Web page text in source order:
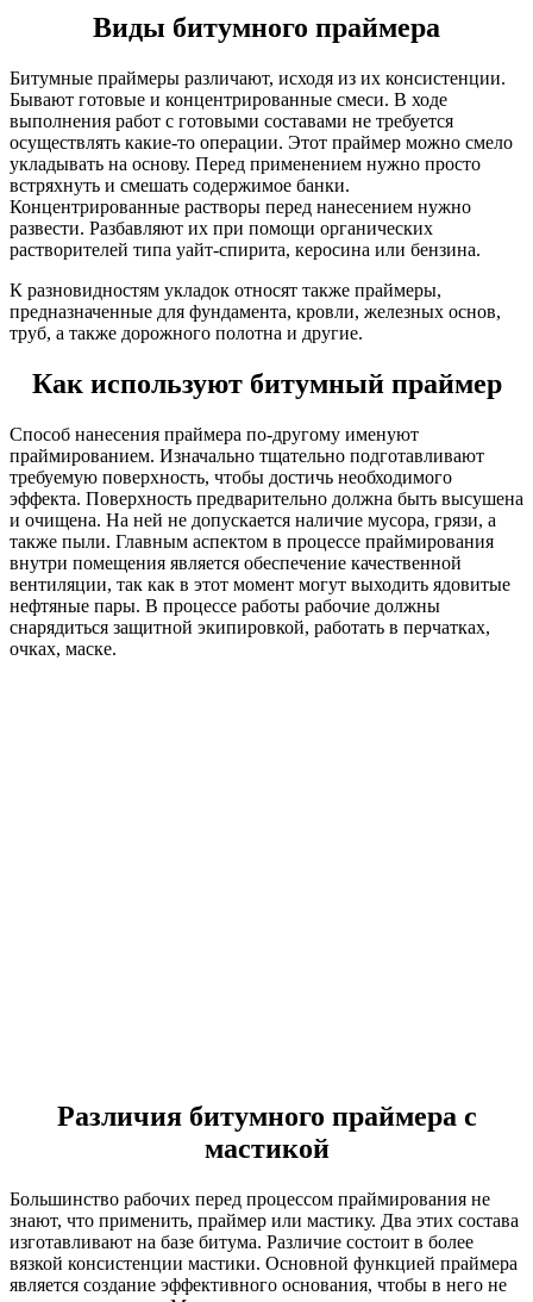
Виды битумного праймера
Битумные праймеры различают, исходя из их консистенции.
Бывают готовые и концентрированные смеси. В ходе
выполнения работ с готовыми составами не требуется
осуществлять какие-то операции. Этот праймер можно смело
укладывать на основу. Перед применением нужно просто
встряхнуть и смешать содержимое банки.
Концентрированные растворы перед нанесением нужно
развести. Разбавляют их при помощи органических
растворителей типа уайт-спирита, керосина или бензина.
К разновидностям укладок относят также праймеры,
предназначенные для фундамента, кровли, железных основ,
труб, а также дорожного полотна и другие.
Как используют битумный праймер
Способ нанесения праймера по-другому именуют
праймированием. Изначально тщательно подготавливают
требуемую поверхность, чтобы достичь необходимого
эффекта. Поверхность предварительно должна быть высушена
и очищена. На ней не допускается наличие мусора, грязи, а
также пыли. Главным аспектом в процессе праймирования
внутри помещения является обеспечение качественной
вентиляции, так как в этот момент могут выходить ядовитые
нефтяные пары. В процессе работы рабочие должны
снарядиться защитной экипировкой, работать в перчатках,
очках, маске.
Различия битумного праймера с
мастикой
Большинство рабочих перед процессом праймирования не
знают, что применить, праймер или мастику. Два этих состава
изготавливают на базе битума. Различие состоит в более
вязкой консистенции мастики. Основной функцией праймера
является создание эффективного основания, чтобы в него не